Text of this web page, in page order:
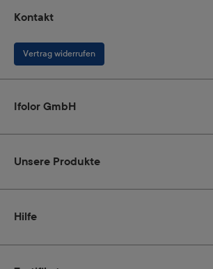
Kontakt
Vertrag widerrufen
Ifolor GmbH
Unsere Produkte
Hilfe